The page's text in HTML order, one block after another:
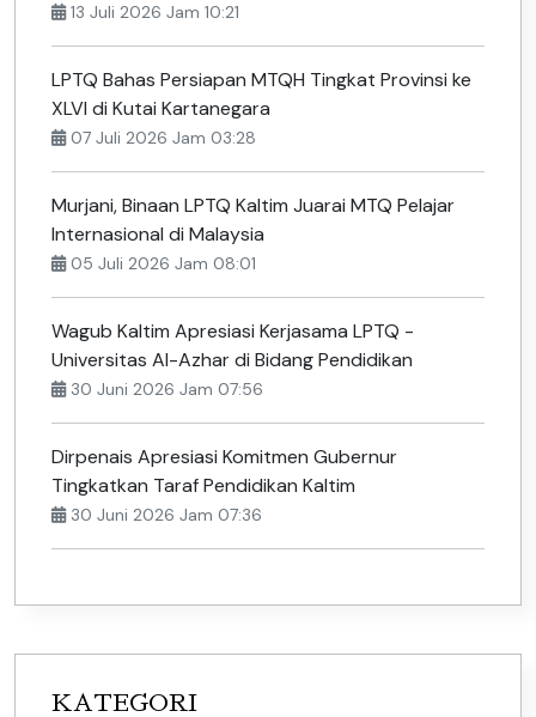
13 Juli 2026 Jam 10:21
LPTQ Bahas Persiapan MTQH Tingkat Provinsi ke
XLVI di Kutai Kartanegara
07 Juli 2026 Jam 03:28
Murjani, Binaan LPTQ Kaltim Juarai MTQ Pelajar
Internasional di Malaysia
05 Juli 2026 Jam 08:01
Wagub Kaltim Apresiasi Kerjasama LPTQ -
Universitas Al-Azhar di Bidang Pendidikan
30 Juni 2026 Jam 07:56
Dirpenais Apresiasi Komitmen Gubernur
Tingkatkan Taraf Pendidikan Kaltim
30 Juni 2026 Jam 07:36
KATEGORI